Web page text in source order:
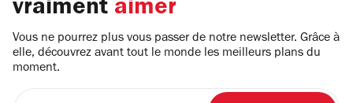
vraiment aimer
Vous ne pourrez plus vous passer de notre newsletter. Grâce à
elle, découvrez avant tout le monde les meilleurs plans du
moment.